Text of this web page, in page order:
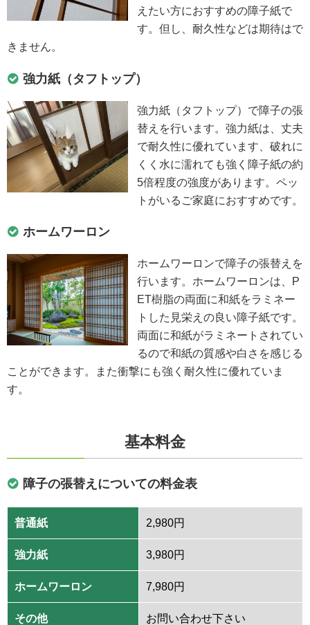
えたい方におすすめの障子紙で
す。但し、耐久性などは期待はで
きません。
強力紙（タフトップ）
強力紙（タフトップ）で障子の張
替えを行います。強力紙は、丈夫
で耐久性に優れています、破れに
くく水に濡れても強く障子紙の約
5倍程度の強度があります。ペッ
トがいるご家庭におすすめです。
ホームワーロン
ホームワーロンで障子の張替えを
行います。ホームワーロンは、P
ET樹脂の両面に和紙をラミネー
トした見栄えの良い障子紙です。
両面に和紙がラミネートされてい
るので和紙の質感や白さを感じる
ことができます。また衝撃にも強く耐久性に優れていま
す。
基本料金
障子の張替えについての料金表
普通紙 2,980円
強力紙 3,980円
ホームワーロン 7,980円
その他 お問い合わせ下さい